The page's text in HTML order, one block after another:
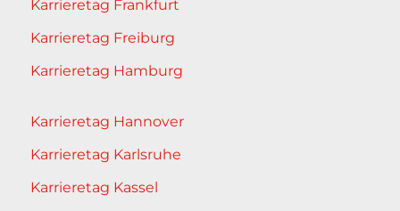
Karrieretag Frankfurt
Karrieretag Freiburg
Karrieretag Hamburg
Karrieretag Hannover
Karrieretag Karlsruhe
Karrieretag Kassel